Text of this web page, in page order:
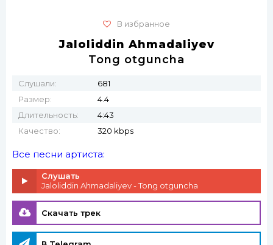
В избранное
Jaloliddin Ahmadaliyev
Tong otguncha
Слушали:
681
Размер:
4.4
Длительность:
4:43
Качество:
320 kbps
Все песни артиста:
Слушать
Jaloliddin Ahmadaliyev - Tong otguncha
Скачать трек